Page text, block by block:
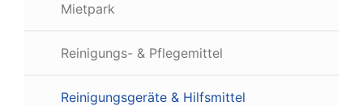
Mietpark
Reinigungs- & Pflegemittel
Reinigungsgeräte & Hilfsmittel